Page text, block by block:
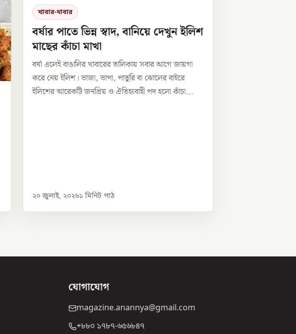
খাবার-দাবার
বর্ষার পাতে ভিন্ন স্বাদ, বানিয়ে দেখুন ইলিশ
মাছের কাঁচা মাখা
বর্ষা এলেই বাঙালির খাবারের তালিকায় সবার আগে জায়গা
করে নেয় ইলিশ। ভাজা, ভাপা, পাতুরি বা ঝোলের বাইরে
ইলিশের আরেকটি জনপ্রিয় ও ঐতিহ্যবাহী পদ হলো কাঁচা...
২০ জুলাই, ২০২৬১ মিনিট পাঠ
যোগাযোগ
magazine.anannya@gmail.com
+৮৮০ ১৭৮৭-৬৫৬৮৪৭